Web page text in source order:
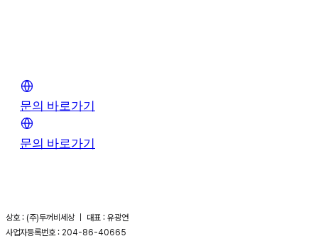
문의 바로가기
문의 바로가기
상호 : (주)두꺼비세상 ｜ 대표 : 유광연
사업자등록번호 : 204-86-40665